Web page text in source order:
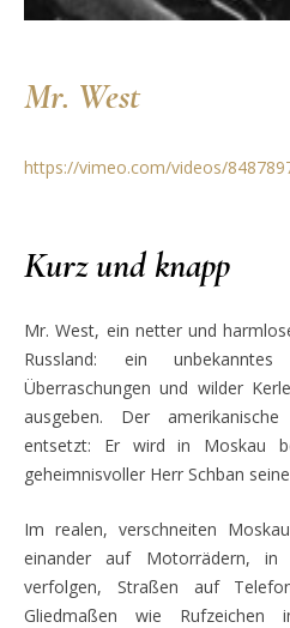
Mr. West
https://vimeo.com/videos/
Kurz und knapp
Mr. West, ein netter und
Russland: ein
Überraschungen und wilder
ausgeben. Der
entsetzt: Er wird in Moskau
geheimnisvoller Herr Schban
Im realen, verschneiten
einander auf Motorrädern, in
verfolgen, Straßen auf
Gliedmaßen wie